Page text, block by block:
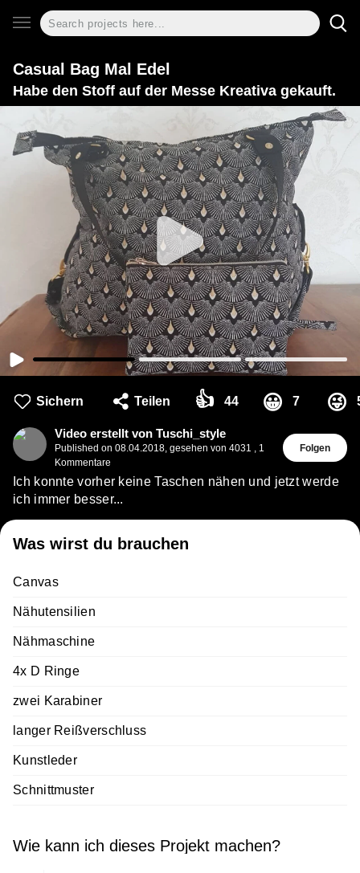
Casual Bag Mal Edel
Habe den Stoff auf der Messe Kreativa gekauft.
Sichern Teilen 👍 44 😀 7 😜
Video erstellt von Tuschi_style
Published on 08.04.2018, gesehen von 4031 , 1
Kommentare
Folgen
Ich konnte vorher keine Taschen nähen und jetzt werde
ich immer besser...
Was wirst du brauchen
Canvas
Nähutensilien
Nähmaschine
4x D Ringe
zwei Karabiner
langer Reißverschluss
Kunstleder
Schnittmuster
Wie kann ich dieses Projekt machen?